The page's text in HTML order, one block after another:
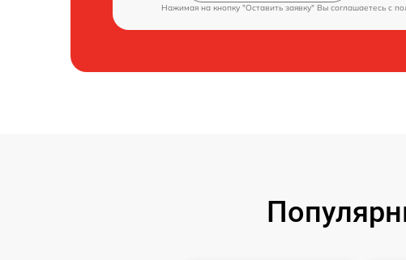
Нажимая на кнопку "Оставить заявку" Вы соглашаетесь c